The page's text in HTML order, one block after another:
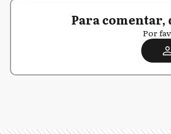
Para
Por